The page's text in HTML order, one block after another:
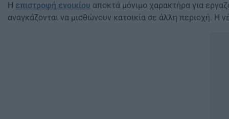
Η επιστροφή ενοικίου αποκτά μόνιμο χαρακτήρα για
αναγκάζονται να μισθώνουν κατοικία σε άλλη περιοχή. Η